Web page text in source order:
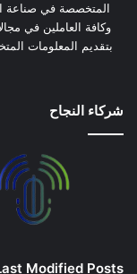
المتخصصة في صناعة
وكافة العاملين في
بتقديم المعلومات
شركاء النجاح
Modified Posts